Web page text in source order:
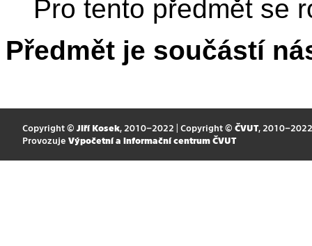
Pro tento předmět se
Předmět je součástí
Copyright © Jiří Kosek, 2010–2022 | Copyright © ČVUT, 2010–2022
Provozuje Výpočetní a informační centrum ČVUT